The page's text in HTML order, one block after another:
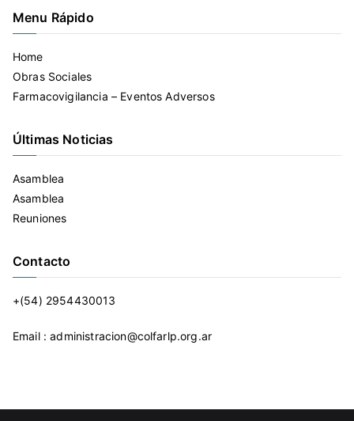
Menu Rápido
Home
Obras Sociales
Farmacovigilancia – Eventos Adversos
Últimas Noticias
Asamblea
Asamblea
Reuniones
Contacto
+(54) 2954430013
Email : administracion@colfarlp.org.ar